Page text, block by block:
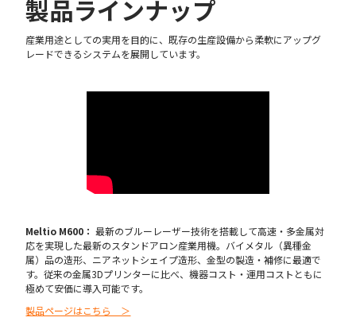
製品ラインナップ
産業用途としての実用を目的に、既存の生産設備から柔軟にアップグ
レードできるシステムを展開しています。
Meltio M600： 最新のブルーレーザー技術を搭載して高速・多金属対
応を実現した最新のスタンドアロン産業用機。バイメタル（異種金
属）品の造形、ニアネットシェイプ造形、金型の製造・補修に最適で
す。従来の金属3Dプリンターに比べ、機器コスト・運用コストともに
極めて安価に導入可能です。
製品ページはこちら ＞